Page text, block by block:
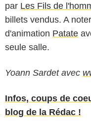
par Les Fils de
billets vendus. A
d'animation Patate
seule salle.
Yoann Sardet avec
Infos, coups de
blog de la Rédac !